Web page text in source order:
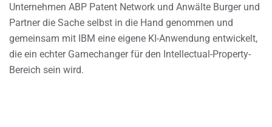
Unternehmen ABP Patent Network und Anwälte Burger und
Partner die Sache selbst in die Hand genommen und
gemeinsam mit IBM eine eigene KI-Anwendung entwickelt,
die ein echter Gamechanger für den Intellectual-Property-
Bereich sein wird.